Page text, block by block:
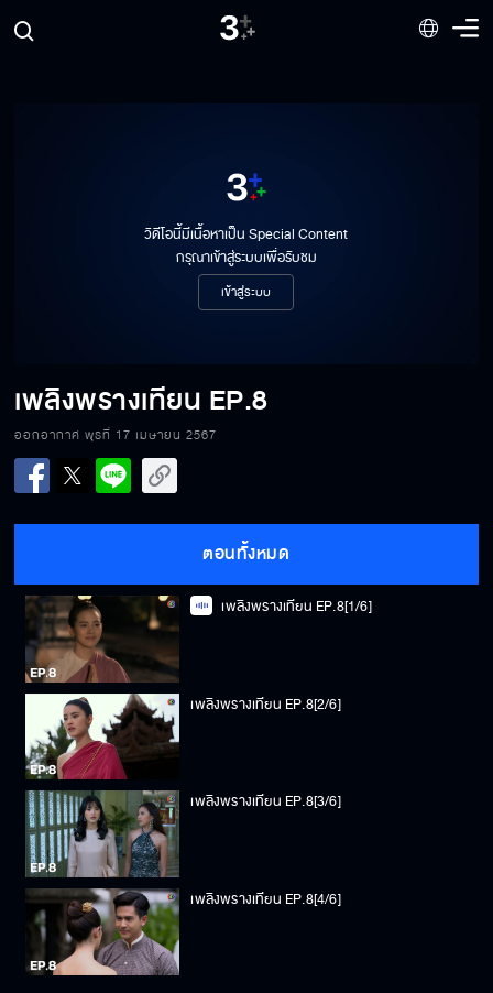
วิดีโอนี้มีเนื้อหาเป็น Special Content
กรุณาเข้าสู่ระบบเพื่อรับชม
เข้าสู่ระบบ
เพลิงพรางเทียน EP.8
ออกอากาศ พุธที่ 17 เมษายน 2567
ตอนทั้งหมด
เพลิงพรางเทียน EP.8[1/6]
เพลิงพรางเทียน EP.8[2/6]
เพลิงพรางเทียน EP.8[3/6]
เพลิงพรางเทียน EP.8[4/6]